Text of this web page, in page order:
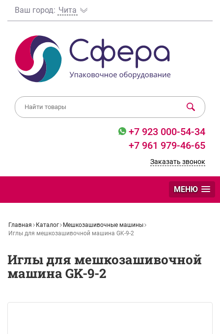
Ваш город: Чита
+7 923 000-54-34
+7 961 979-46-65
Заказать звонок
МЕНЮ
Главная Каталог
Мешкозашивочные машины
Иглы для мешкозашивочной машина GK-9-2
Иглы для мешкозашивочной
машина GK-9-2